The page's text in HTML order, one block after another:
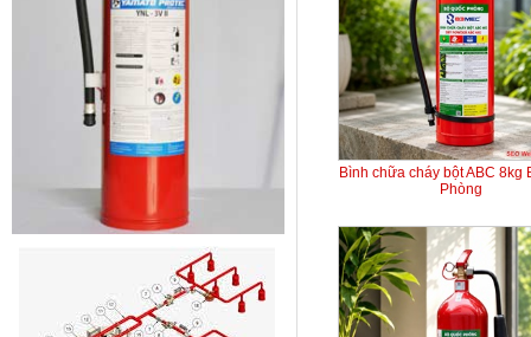
Bình chữa cháy bột ABC 8kg
Phòng